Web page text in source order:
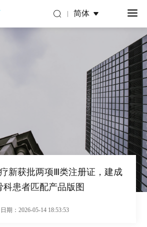
简体
新获批两项Ⅲ类注册证，建成
科患者匹配产品版图
日期：2026-05-14 18:53:53